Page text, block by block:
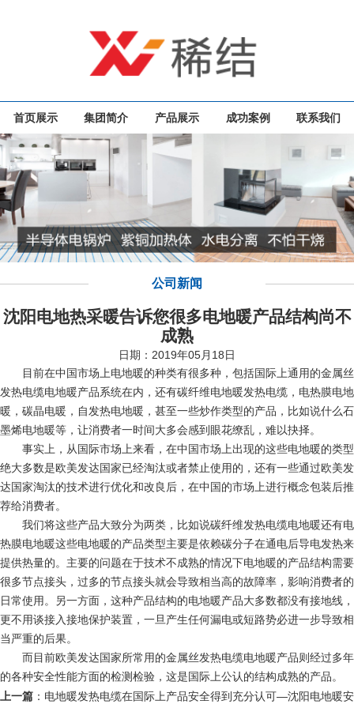
首页展示 集团简介 产品展示 成功案例 联系我们
公司新闻
沈阳电地热采暖告诉您很多电地暖产品结构尚不
成熟
日期：2019年05月18日
目前在中国市场上电地暖的种类有很多种，包括国际上通用的金属丝
发热电缆电地暖产品系统在内，还有碳纤维电地暖发热电缆，电热膜电地
暖，碳晶电暖，自发热电地暖，甚至一些炒作类型的产品，比如说什么石
墨烯电地暖等，让消费者一时间大多会感到眼花缭乱，难以抉择。
事实上，从国际市场上来看，在中国市场上出现的这些电地暖的类型
绝大多数是欧美发达国家已经淘汰或者禁止使用的，还有一些通过欧美发
达国家淘汰的技术进行优化和改良后，在中国的市场上进行概念包装后推
荐给消费者。
我们将这些产品大致分为两类，比如说碳纤维发热电缆电地暖还有电
热膜电地暖这些电地暖的产品类型主要是依赖碳分子在通电后导电发热来
提供热量的。主要的问题在于技术不成熟的情况下电地暖的产品结构需要
很多节点接头，过多的节点接头就会导致相当高的故障率，影响消费者的
日常使用。另一方面，这种产品结构的电地暖产品大多数都没有接地线，
更不用谈接入接地保护装置，一旦产生任何漏电或短路势必进一步导致相
当严重的后果。
而目前欧美发达国家所常用的金属丝发热电缆电地暖产品则经过多年
的各种安全性能方面的检测检验，这是国际上公认的结构成熟的产品。
上一篇 ： 电地暖发热电缆在国际上产品安全得到充分认可—沈阳电地暖安